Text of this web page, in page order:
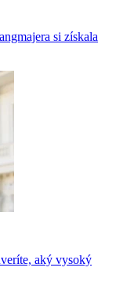
si získala
aký vysoký